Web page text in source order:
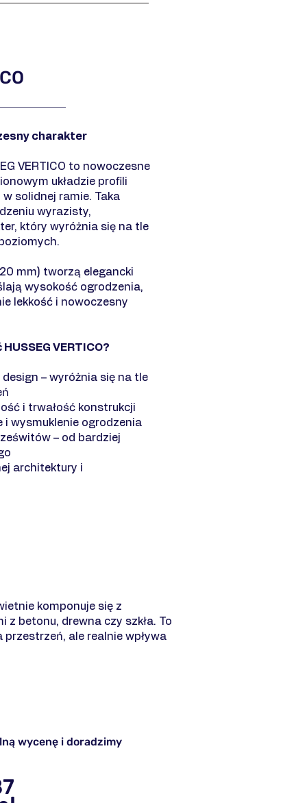
charakter
VERTICO to nowoczesne
układzie profili
solidnej ramie. Taka
wyrazisty,
który wyróżnia się na tle
mm) tworzą elegancki
wysokość ogrodzenia,
lekkość i nowoczesny
VERTICO?
– wyróżnia się na tle
i trwałość konstrukcji
wysmuklenie ogrodzenia
– od bardziej
architektury i
komponuje się z
betonu, drewna czy szkła. To
ale realnie wpływa
wycenę i doradzimy